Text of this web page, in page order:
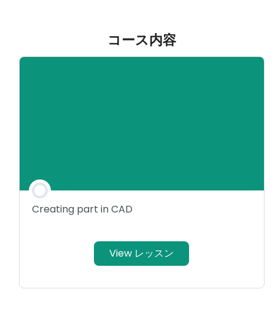
コース内容
Creating part in CAD
View レッスン